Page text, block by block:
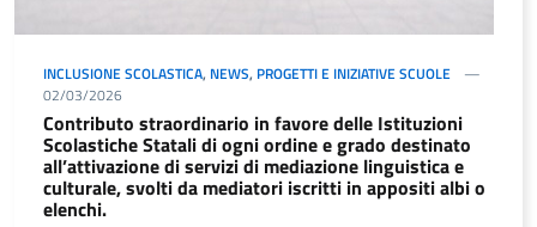
INCLUSIONE SCOLASTICA, NEWS, PROGETTI E INIZIATIVE SCUOLE
02/03/2026
Contributo straordinario in favore delle Istituzioni
Scolastiche Statali di ogni ordine e grado destinato
all’attivazione di servizi di mediazione linguistica e
culturale, svolti da mediatori iscritti in appositi albi o
elenchi.